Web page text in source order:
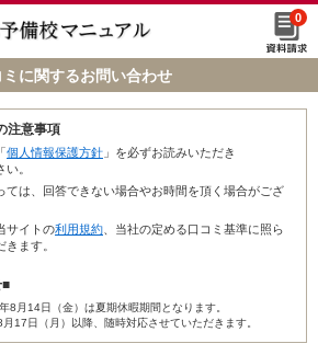
0
ミに関するお問い合わせ
注意事項
個人情報保護方針 」を必ずお読みいただき
。
ては、回答できない場合やお時間を頂く場合がござ
サイトの利用規約 、当社の定める口コミ基準に照ら
ます。
■
月14日（金）は夏期休暇期間となります。
17日（月）以降、随時対応させていただきます。